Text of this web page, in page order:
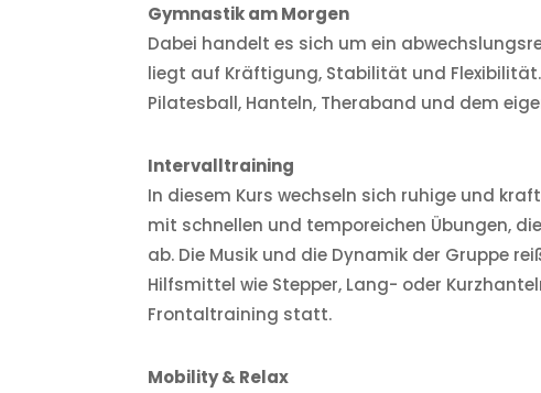
Gymnastik am Morgen
Dabei handelt es sich um ein
liegt auf Kräftigung, Stabilität und
Pilatesball, Hanteln, Theraband und dem
Intervalltraining
In diesem Kurs wechseln sich ruhige und
mit schnellen und temporeichen Übungen,
ab. Die Musik und die Dynamik der Gruppe
Hilfsmittel wie Stepper, Lang- oder
Frontaltraining statt.
Mobility & Relax